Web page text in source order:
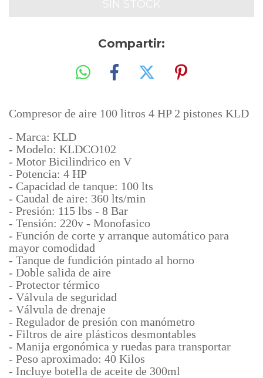
Compartir:
Compresor de aire 100 litros 4 HP 2 pistones KLD
- Marca: KLD
- Modelo: KLDCO102
- Motor Bicilindrico en V
- Potencia: 4 HP
- Capacidad de tanque: 100 lts
- Caudal de aire: 360 lts/min
- Presión: 115 lbs - 8 Bar
- Tensión: 220v - Monofasico
- Función de corte y arranque automático para
mayor comodidad
- Tanque de fundición pintado al horno
- Doble salida de aire
- Protector térmico
- Válvula de seguridad
- Válvula de drenaje
- Regulador de presión con manómetro
- Filtros de aire plásticos desmontables
- Manija ergonómica y ruedas para transportar
- Peso aproximado: 40 Kilos
- Incluye botella de aceite de 300ml